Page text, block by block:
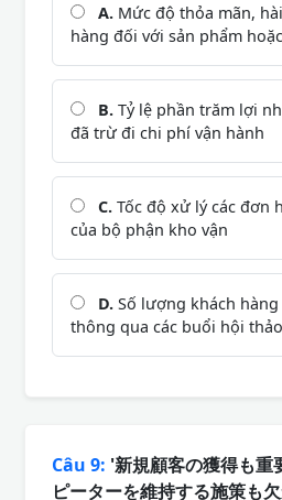
A. Mức độ thỏa mãn,
hàng đối với sản phẩm
B. Tỷ lệ phần trăm lợi
đã trừ đi chi phí vận hành
C. Tốc độ xử lý các đơn
của bộ phận kho vận
D. Số lượng khách
thông qua các buổi hội thảo
Câu 9: '新規顧客の獲得も重
ピーターを維持する施策も